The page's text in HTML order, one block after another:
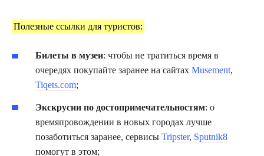
Полезные ссылки для туристов:
Билеты в музеи: чтобы не тратиться время в
очередях покупайте заранее на сайтах Musement,
Tiqets.com;
Экскрусии по достопримечательностям: о
времяпровождении в новых городах лучше
позаботиться заранее, сервисы Tripster, Sputnik8
помогут в этом;